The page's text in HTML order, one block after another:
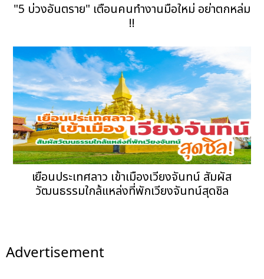
"5 บ่วงอันตราย" เตือนคนทำงานมือใหม่ อย่าตกหล่ม
!!
เยือนประเทศลาว เข้าเมืองเวียงจันทน์ สัมผัส
วัฒนธรรมใกล้แหล่งที่พักเวียงจันทน์สุดชิล
Advertisement